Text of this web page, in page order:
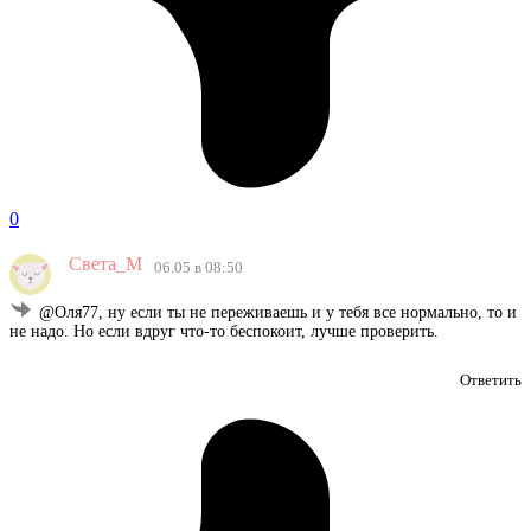
0
Света_М 06.05 в 08:50
@Оля77, ну если ты не переживаешь и у тебя все нормально, то и
не надо. Но если вдруг что-то беспокоит, лучше проверить.
Ответить